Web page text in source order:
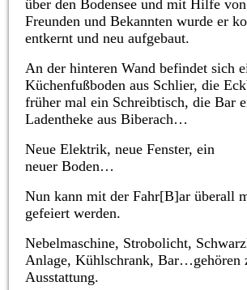
über den Bodensee und mit Hilfe von
Freunden und Bekannten wurde er
entkernt und neu aufgebaut.
An der hinteren Wand befindet sich
Küchenfußboden aus Schlier, die
früher mal ein Schreibtisch, die Bar
Ladentheke aus Biberach…
Neue Elektrik, neue Fenster, ein
neuer Boden…
Nun kann mit der Fahr[B]ar überall
gefeiert werden.
Nebelmaschine, Strobolicht,
Anlage, Kühlschrank, Bar…gehören
Ausstattung.